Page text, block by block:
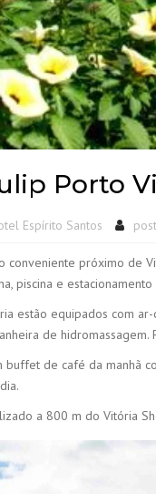
Porto
Espírito Santos
conveniente próximo de
piscina e
estão equipados com
de
de café da manhã
a 800 m do Vitória